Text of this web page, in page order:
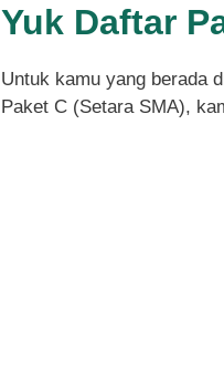
Yuk Daftar
Untuk kamu yang berada
Paket C (Setara SMA),